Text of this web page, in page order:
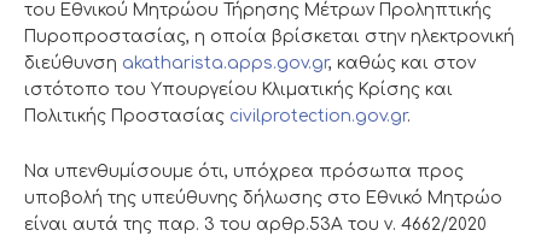
του Εθνικού Μητρώου Τήρησης Μέτρων Προληπτικής
Πυροπροστασίας, η οποία βρίσκεται στην ηλεκτρονική
διεύθυνση akatharista.apps.gov.gr, καθώς και στον
ιστότοπο του Υπουργείου Κλιματικής Κρίσης και
Πολιτικής Προστασίας civilprotection.gov.gr.
Να υπενθυμίσουμε ότι, υπόχρεα πρόσωπα προς
υποβολή της υπεύθυνης δήλωσης στο Εθνικό Μητρώο
είναι αυτά της παρ. 3 του αρθρ.53Α του ν. 4662/2020